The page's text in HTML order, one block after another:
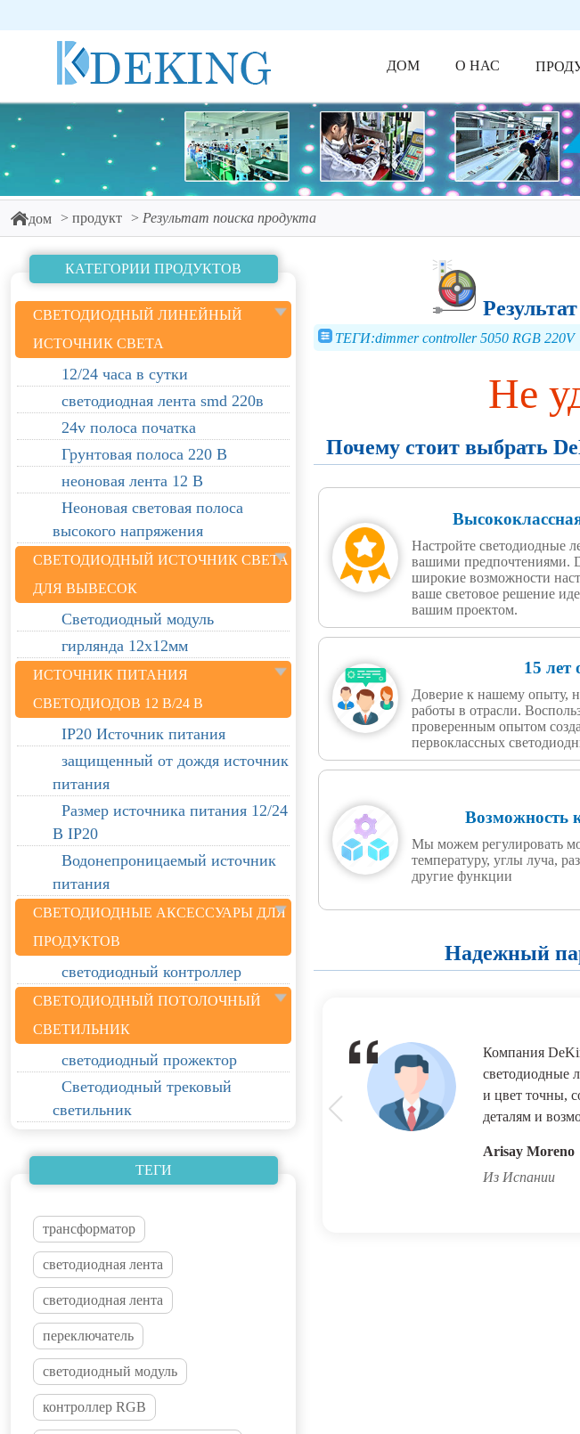
ДОМ О НАС
дом продукт Результат поиска продукта
КАТЕГОРИИ ПРОДУКТОВ
СВЕТОДИОДНЫЙ ЛИНЕЙНЫЙ
ИСТОЧНИК СВЕТА
12/24 часа в сутки
светодиодная лента smd 220в
24v полоса початка
Грунтовая полоса 220 В
неоновая лента 12 В
Неоновая световая полоса
высокого напряжения
СВЕТОДИОДНЫЙ ИСТОЧНИК СВЕТА
ДЛЯ ВЫВЕСОК
Светодиодный модуль
гирлянда 12х12мм
ИСТОЧНИК ПИТАНИЯ
СВЕТОДИОДОВ 12 В/24 В
IP20 Источник питания
защищенный от дождя источник
питания
Размер источника питания 12/24
В IP20
Водонепроницаемый источник
питания
СВЕТОДИОДНЫЕ АКСЕССУАРЫ ДЛЯ
ПРОДУКТОВ
светодиодный контроллер
СВЕТОДИОДНЫЙ ПОТОЛОЧНЫЙ
СВЕТИЛЬНИК
светодиодный прожектор
Светодиодный трековый
светильник
ТЕГИ
трансформатор
светодиодная лента
светодиодная лента
переключатель
светодиодный модуль
контроллер RGB
ТЕГИ:dimmer controller 5050 RGB 220V
Не
Почему стоит выбрать
Настройте светодиодные
вашими предпочтениями.
широкие возможности
ваше световое решение
вашим проектом.
15 лет
Доверие к нашему опыту,
работы в отрасли.
проверенным опытом
первоклассных
Возможность
Мы можем регулировать
температуру, углы луча,
другие функции
Надежный
Компания
светодиодные
и цвет точны,
деталям и
Arisay Moreno
Из Испании